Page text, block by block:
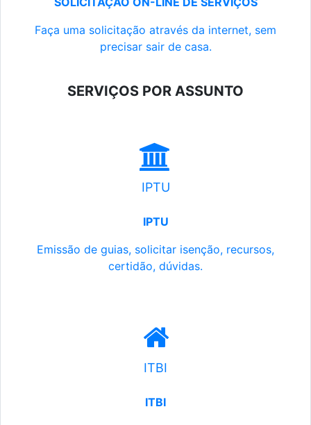
Faça uma solicitação através da internet, sem
precisar sair de casa.
SERVIÇOS POR ASSUNTO
IPTU
IPTU
Emissão de guias, solicitar isenção, recursos,
certidão, dúvidas.
ITBI
ITBI